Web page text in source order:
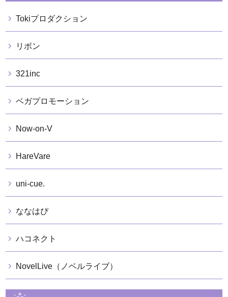
Tokiプロダクション
リボン
321inc
ベガプロモーション
Now-on-V
HareVare
uni-cue.
ななはぴ
ハコネクト
NovelLive（ノベルライブ）